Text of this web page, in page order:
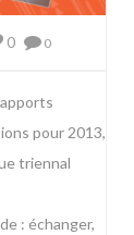
0
0
pour 2013,
triennal
: échanger,